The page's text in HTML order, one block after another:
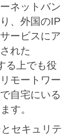
ネットバン
、外国のIP
ービスにア
れた
る上でも役
モートワー
自宅にいる
す。
セキュリテ